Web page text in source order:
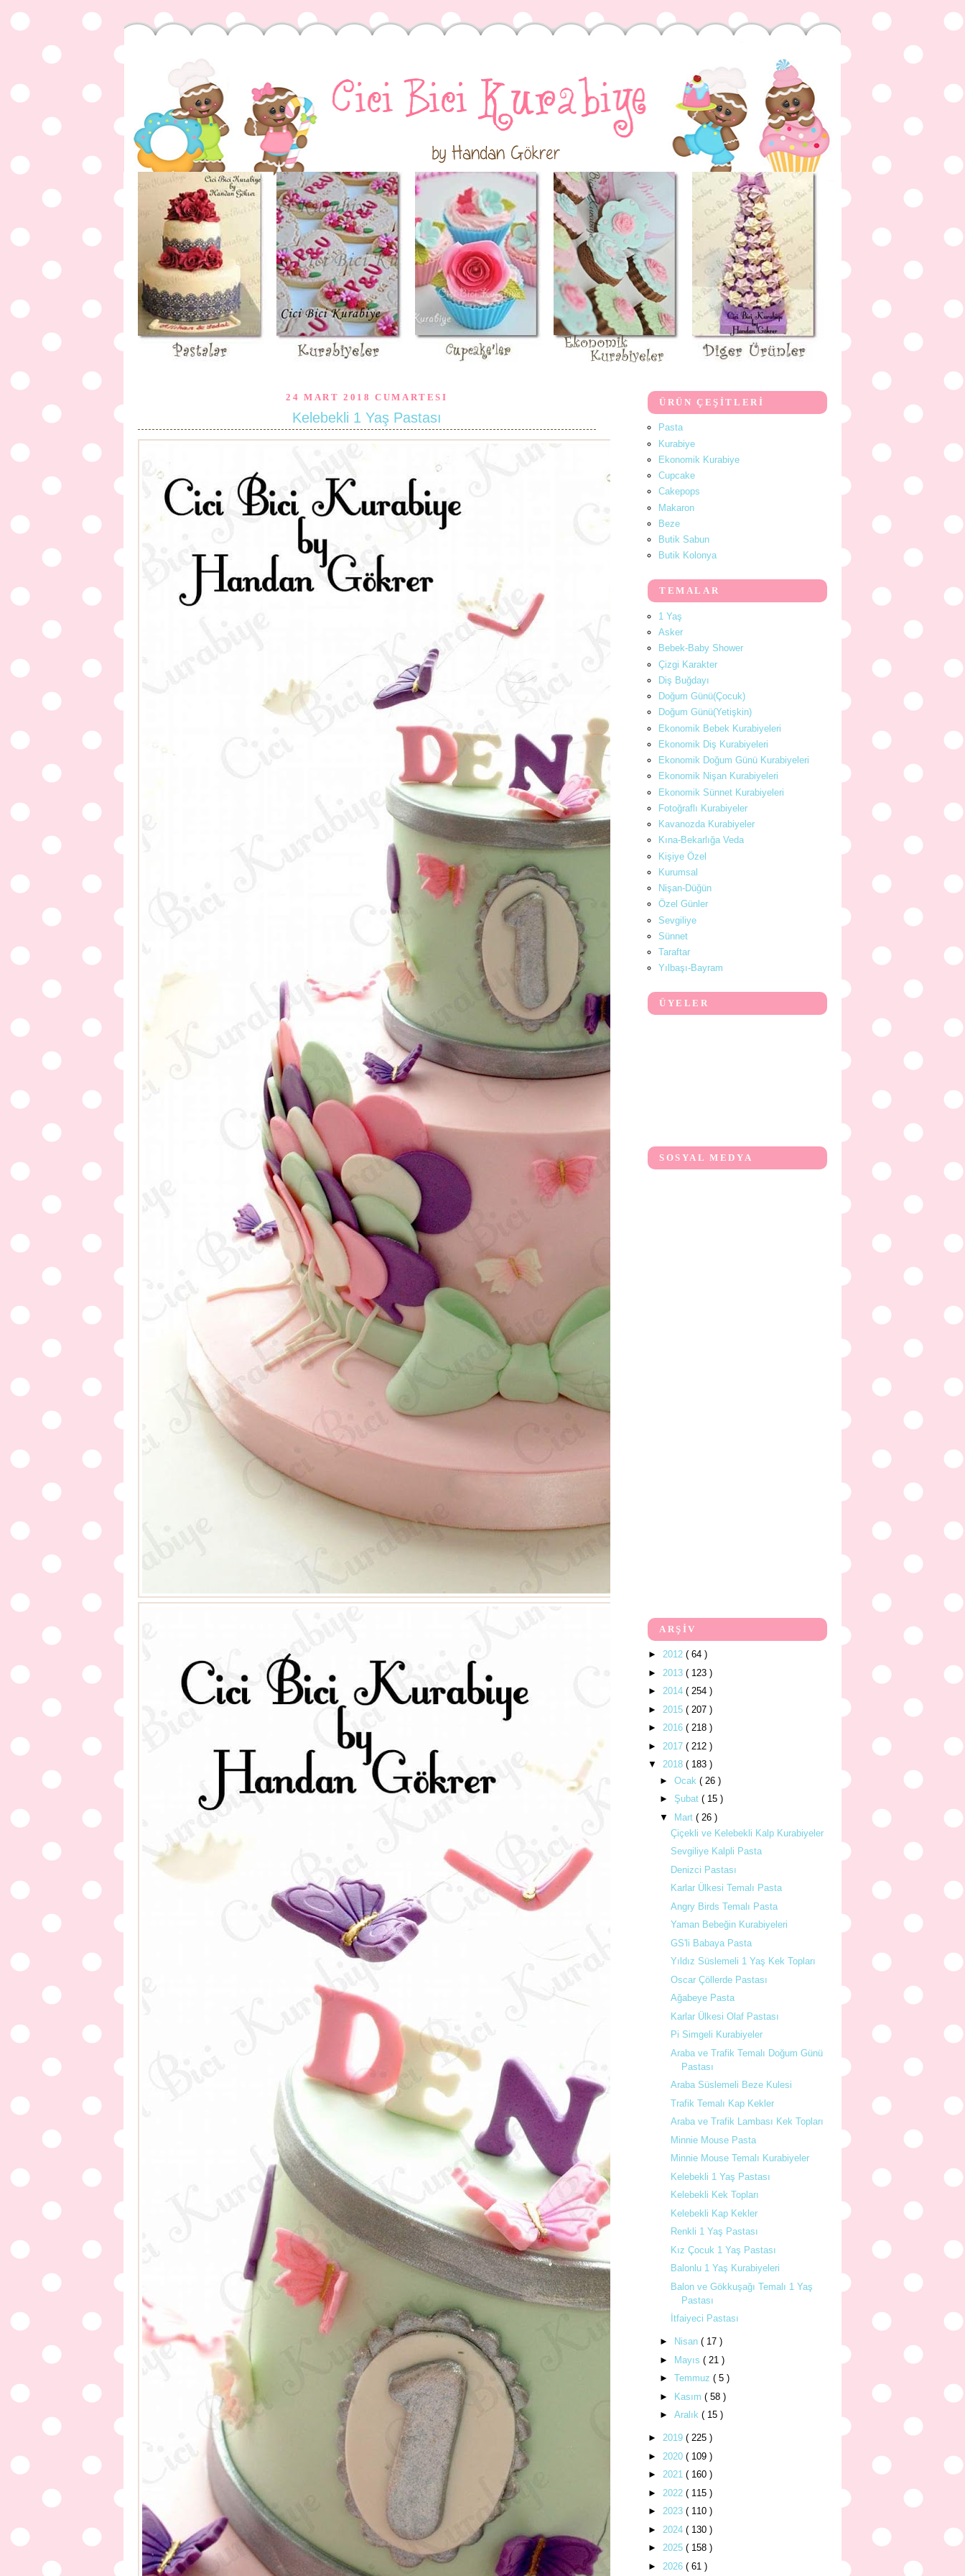
24 MART 2018 CUMARTESI
Kelebekli 1 Yaş Pastası
ÜRÜN ÇEŞİTLERİ
Pasta
Kurabiye
Ekonomik Kurabiye
Cupcake
Cakepops
Makaron
Beze
Butik Sabun
Butik Kolonya
TEMALAR
1 Yaş
Asker
Bebek-Baby Shower
Çizgi Karakter
Diş Buğdayı
Doğum Günü(Çocuk)
Doğum Günü(Yetişkin)
Ekonomik Bebek Kurabiyeleri
Ekonomik Diş Kurabiyeleri
Ekonomik Doğum Günü Kurabiyeleri
Ekonomik Nişan Kurabiyeleri
Ekonomik Sünnet Kurabiyeleri
Fotoğraflı Kurabiyeler
Kavanozda Kurabiyeler
Kına-Bekarlığa Veda
Kişiye Özel
Kurumsal
Nişan-Düğün
Özel Günler
Sevgiliye
Sünnet
Taraftar
Yılbaşı-Bayram
ÜYELER
SOSYAL MEDYA
ARŞİV
► 2012 ( 64 )
► 2013 ( 123 )
► 2014 ( 254 )
► 2015 ( 207 )
► 2016 ( 218 )
► 2017 ( 212 )
▼ 2018 ( 183 )
► Ocak ( 26 )
► Şubat ( 15 )
▼ Mart ( 26 )
Çiçekli ve Kelebekli Kalp Kurabiyeler
Sevgiliye Kalpli Pasta
Denizci Pastası
Karlar Ülkesi Temalı Pasta
Angry Birds Temalı Pasta
Yaman Bebeğin Kurabiyeleri
GS'li Babaya Pasta
Yıldız Süslemeli 1 Yaş Kek Topları
Oscar Çöllerde Pastası
Ağabeye Pasta
Karlar Ülkesi Olaf Pastası
Pi Simgeli Kurabiyeler
Araba ve Trafik Temalı Doğum Günü
Pastası
Araba Süslemeli Beze Kulesi
Trafik Temalı Kap Kekler
Araba ve Trafik Lambası Kek Topları
Minnie Mouse Pasta
Minnie Mouse Temalı Kurabiyeler
Kelebekli 1 Yaş Pastası
Kelebekli Kek Topları
Kelebekli Kap Kekler
Renkli 1 Yaş Pastası
Kız Çocuk 1 Yaş Pastası
Balonlu 1 Yaş Kurabiyeleri
Balon ve Gökkuşağı Temalı 1 Yaş
Pastası
İtfaiyeci Pastası
► Nisan ( 17 )
►
Mayıs ( 21 )
► Temmuz ( 5 )
►
Kasım ( 58 )
► Aralık ( 15 )
► 2019 ( 225 )
► 2020 ( 109 )
► 2021 ( 160 )
► 2022 ( 115 )
► 2023 ( 110 )
► 2024 ( 130 )
► 2025 ( 158 )
► 2026 ( 61 )